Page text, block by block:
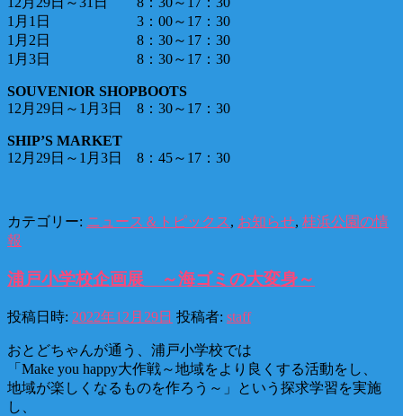
1月1日 3：00～17：30
1月2日 8：30～17：30
1月3日 8：30～17：30
SOUVENIOR SHOPBOOTS
12月29日～1月3日 8：30～17：30
SHIP’S MARKET
12月29日～1月3日 8：45～17：30
カテゴリー: ニュース＆トピックス, お知らせ, 桂浜公園の情
報
浦戸小学校企画展 ～海ゴミの大変身～
投稿日時: 2022年12月29日 投稿者: staff
おとどちゃんが通う、浦戸小学校では
「Make you happy大作戦～地域をより良くする活動をし、
地域が楽しくなるものを作ろう～」という探求学習を実施
し、